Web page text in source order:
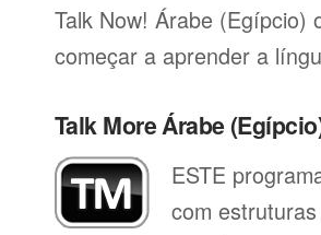
Talk Now! Árabe (Egípcio)
começar a aprender a
Talk More Árabe
ESTE
com